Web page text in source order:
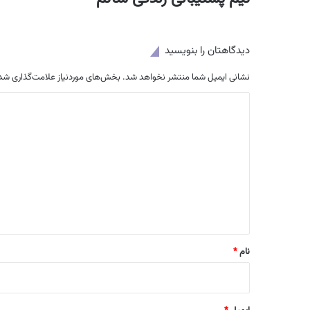
دیدگاهتان را بنویسید
نشانی ایمیل شما منتشر نخواهد شد. بخش‌های موردنیاز علامت‌گذاری
نام*